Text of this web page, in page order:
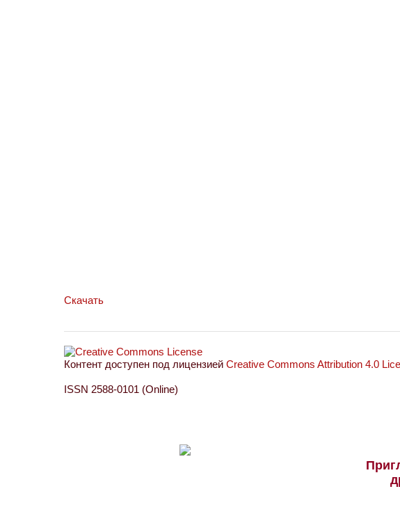
Скачать
Контент доступен под лицензией Creative Commons Attribution 4.0
ISSN 2588-0101 (Online)